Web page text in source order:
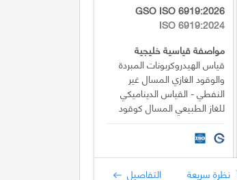
GSO ISO 6919:2026
ISO 6919:2024
مواصفة قياسية خليجية
قياس الهيدروكربونات المبردة
والوقود الغازي المسال غير
النفطي - القياس الديناميكي
للغاز الطبيعي المسال كوقود
بحري - التزويد بالوقود من
شاحنة إلى سفينة (TTS)
نظرة سريعة التفاصيل